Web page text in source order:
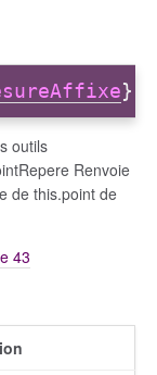
}
outils
Renvoie
de this.point de
43